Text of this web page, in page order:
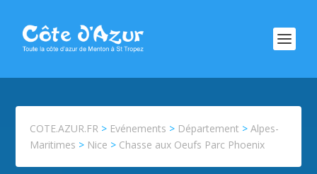
COTE.AZUR.FR > Evénements > Département >Alpes-
Maritimes > Nice > Chasse aux Oeufs Parc Phoenix